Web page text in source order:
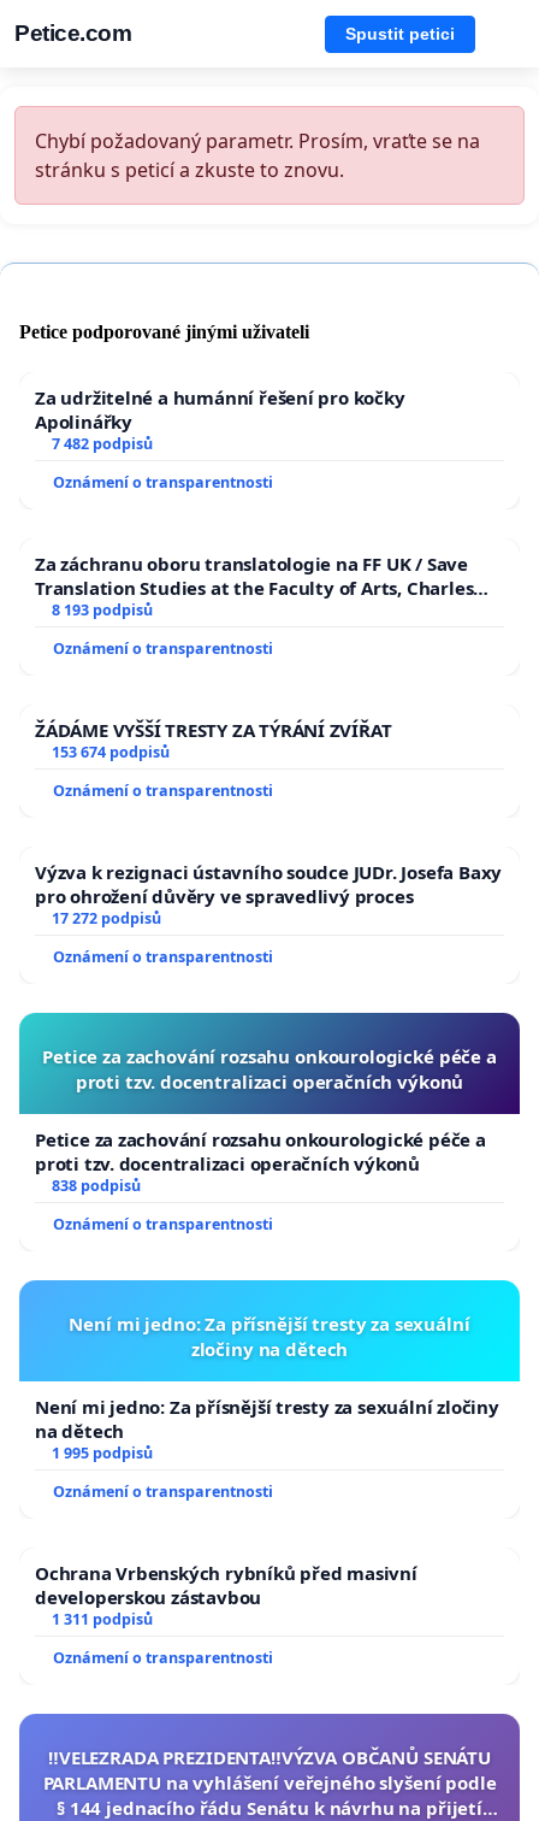
Petice.com Spustit petici
Chybí požadovaný parametr. Prosím, vraťte se na
stránku s peticí a zkuste to znovu.
Petice podporované jinými uživateli
Za udržitelné a humánní řešení pro kočky
Apolinářky
7 482 podpisů
Oznámení o transparentnosti
Za záchranu oboru translatologie na FF UK / Save
Translation Studies at the Faculty of Arts, Charles
University
8 193 podpisů
Oznámení o transparentnosti
ŽÁDÁME VYŠŠÍ TRESTY ZA TÝRÁNÍ ZVÍŘAT
153 674 podpisů
Oznámení o transparentnosti
Výzva k rezignaci ústavního soudce JUDr. Josefa Baxy
pro ohrožení důvěry ve spravedlivý proces
17 272 podpisů
Oznámení o transparentnosti
Petice za zachování rozsahu onkourologické péče a
proti tzv. docentralizaci operačních výkonů
Petice za zachování rozsahu onkourologické péče a
proti tzv. docentralizaci operačních výkonů
838 podpisů
Oznámení o transparentnosti
Není mi jedno: Za přísnější tresty za sexuální
zločiny na dětech
Není mi jedno: Za přísnější tresty za sexuální zločiny
na dětech
1 995 podpisů
Oznámení o transparentnosti
Ochrana Vrbenských rybníků před masivní
developerskou zástavbou
1 311 podpisů
Oznámení o transparentnosti
‼️VELEZRADA PREZIDENTA‼️VÝZVA OBČANŮ SENÁTU
PARLAMENTU na vyhlášení veřejného slyšení podle
§ 144 jednacího řádu Senátu k návrhu na přijetí